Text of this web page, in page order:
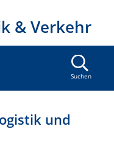
& Verkehr
Suchen
und